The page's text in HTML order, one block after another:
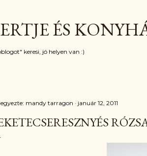
ÉS
keresi, jó helyen van :)
mandy tarragon január 12, 2011